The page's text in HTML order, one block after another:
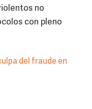
no
con pleno
del fraude en